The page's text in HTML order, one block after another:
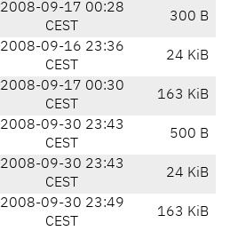
2008-09-17 00:28
CEST
300 B
2008-09-16 23:36
CEST
24 KiB
2008-09-17 00:30
CEST
163 KiB
2008-09-30 23:43
CEST
500 B
2008-09-30 23:43
CEST
24 KiB
2008-09-30 23:49
CEST
163 KiB